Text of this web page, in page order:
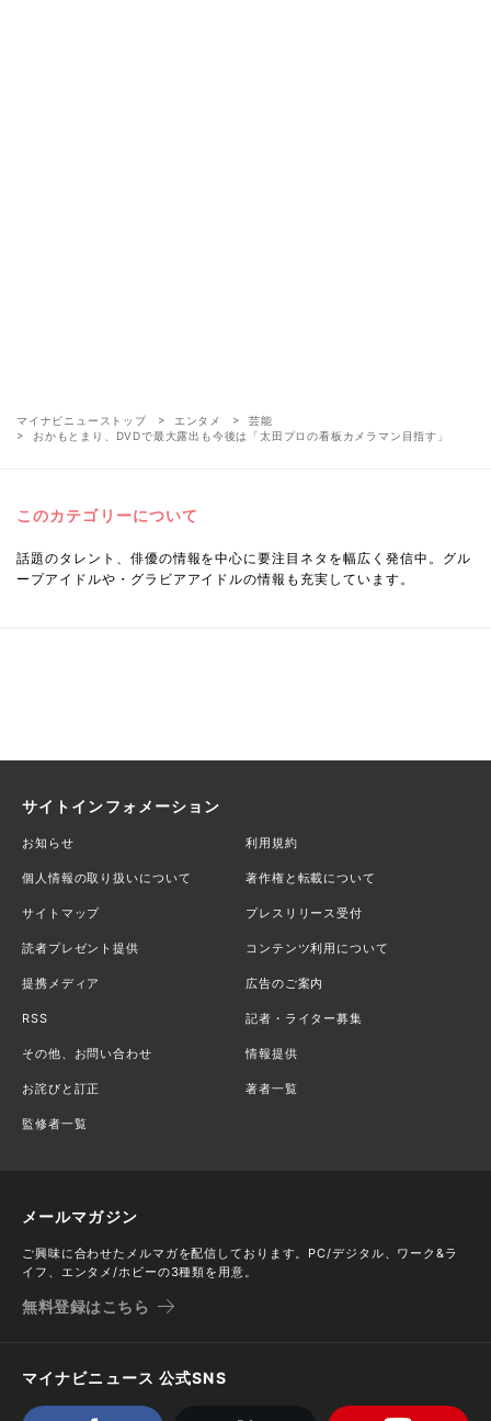
マイナビニューストップ エンタメ
芸能
おかもとまり、DVDで最大露出も今後は「太田プロの看板カメラマン目指す」
このカテゴリーについて
話題のタレント、俳優の情報を中心に要注目ネタを幅広く発信中。グル
ープアイドルや・グラビアアイドルの情報も充実しています。
サイトインフォメーション
お知らせ 利用規約
個人情報の取り扱いについて 著作権と転載について
サイトマップ プレスリリース受付
読者プレゼント提供 コンテンツ利用について
提携メディア 広告のご案内
RSS 記者・ライター募集
その他、お問い合わせ 情報提供
お詫びと訂正 著者一覧
監修者一覧
メールマガジン
ご興味に合わせたメルマガを配信しております。PC/デジタル、ワーク&ラ
イフ、エンタメ/ホビーの3種類を用意。
無料登録はこちら
マイナビニュース 公式SNS